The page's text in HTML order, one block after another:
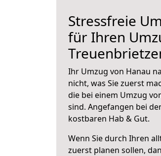
Stressfreie
für Ihren
Ihr Umzug von Hanau
nicht, was Sie zuerst
die bei einem Umzug
sind. Angefangen bei
kostbaren Hab & Gut.
Wenn Sie durch Ihren
zuerst planen sollen,